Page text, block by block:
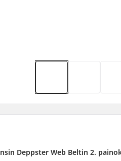
Deppster Web Beltin 2.